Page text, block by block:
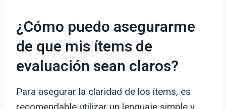
¿Cómo puedo asegurarme
de que mis ítems de
evaluación sean claros?
Para asegurar la claridad de los ítems, es